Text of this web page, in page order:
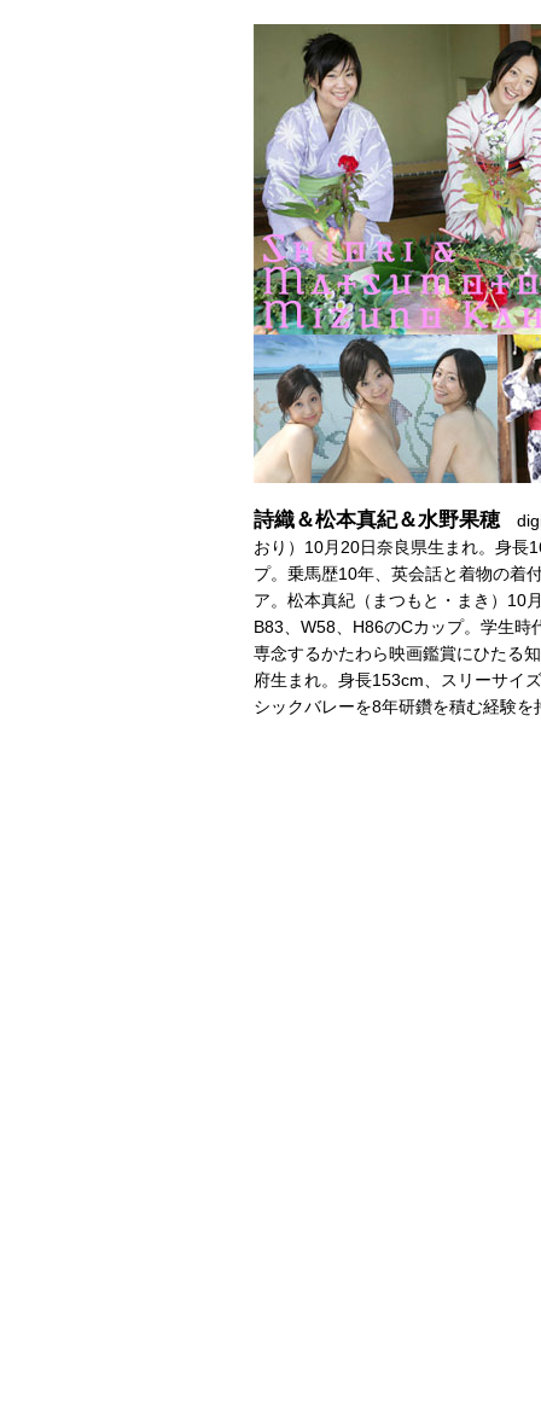
詩織＆松本真紀＆水野果穂
おり）10月20日奈良県生まれ。身長
プ。乗馬歴10年、英会話と着物の着
ア。松本真紀（まつもと・まき）10
B83、W58、H86のCカップ。学生
専念するかたわら映画鑑賞にひたる
府生まれ。身長153cm、スリーサイ
シックバレーを8年研鑽を積む経験